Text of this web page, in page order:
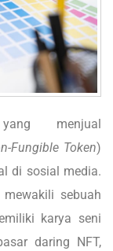
menjual
Fungible Token)
di sosial media.
sebuah
karya seni
daring NFT,